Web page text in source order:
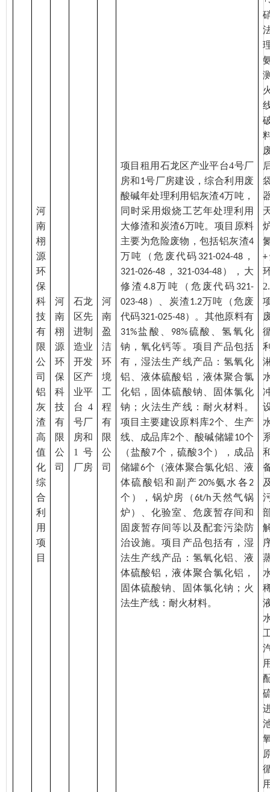
河
南
栩
源
环
保
科
技
有
限
公
司
铝
灰
渣
高
值
化
综
合
利
用
项
目
河
南
栩
源
环
保
科
技
有
限
公
司
石龙
区先
进制
造业
开发
区产
业平
台 4
号厂
房和
1号
厂房
河
南
盈
洁
环
境
工
程
有
限
公
司
项目租用石龙区产业平台4号厂
房和1号厂房建设，综合利用废
酸碱年处理利用铝灰渣4万吨，
同时采用煅烧工艺年处理利用
大修渣和炭渣6万吨。项目原料
主要为危险废物，包括铝灰渣4
万吨（危废代码 321-024-48，
321-026-48 ， 321-034-48），大
修渣 4.8万吨（危废代码 321-
023-48）、炭渣1.2万吨（危废
代码321-025-48）。其他原料有
31%盐酸、 98%硫酸、氢氧化
钠，氧化钙等。项目产品包括
有，湿法生产线产品：氢氧化
铝、液体硫酸铝，液体聚合氯
化铝，固体硫酸钠、固体氯化
钠；火法生产线：耐火材料。
项目主要建设原料库2个、生产
线、成品库2个、酸碱储罐10个
（盐酸7个，硫酸3个），成品
储罐6个（液体聚合氯化铝、液
体硫酸铝和副产20%氨水各2
个），锅炉房（6t/h天然气锅
炉）、化验室、危废暂存间和
固废暂存间等以及配套污染防
治设施。项目产品包括有，湿
法生产线产品：氢氧化铝、液
体硫酸铝，液体聚合氯化铝，
固体硫酸钠、固体氯化钠；火
法生产线：耐火材料。
+
2.